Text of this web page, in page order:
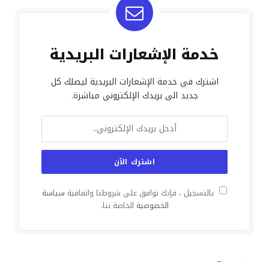
خدمة الإشعارات البريدية
اشترك في خدمة الإشعارات البريدية ليصلك كل
جديد الى بريدك الإلكتروني مباشرة.
بالتسجيل ، فإنك توافق على شروطنا واتفاقية سياسة
الخصوصية الخاصة بنا.